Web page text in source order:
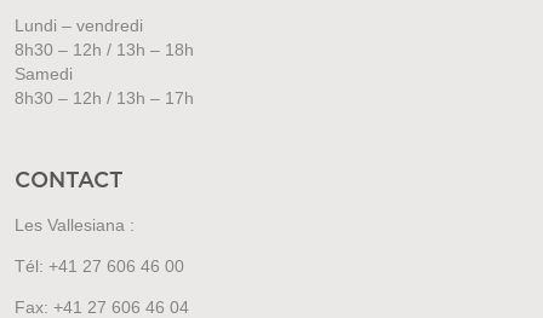
Lundi – vendredi
8h30 – 12h / 13h – 18h
Samedi
8h30 – 12h / 13h – 17h
CONTACT
Les Vallesiana :
Tél: +41 27 606 46 00
Fax: +41 27 606 46 04